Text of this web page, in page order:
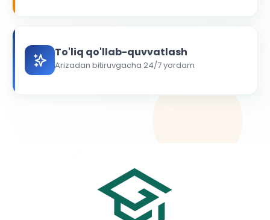
To'liq qo'llab-quvvatlash
Arizadan bitiruvgacha 24/7 yordam